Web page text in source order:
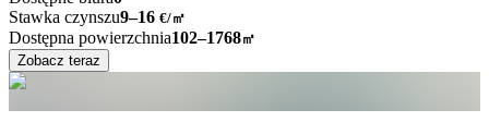
Stawka czynszu9–16 €/㎡
Dostępna powierzchnia102–1768㎡
Zobacz teraz